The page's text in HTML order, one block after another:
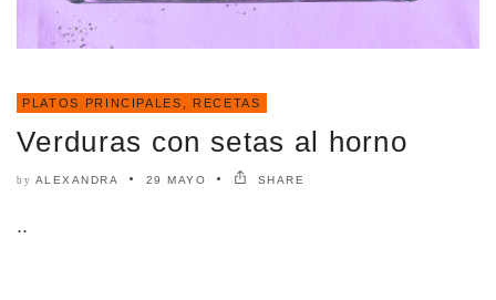
PLATOS PRINCIPALES RECETAS
Verduras con setas al horno
by ALEXANDRA 29 MAYO SHARE
..